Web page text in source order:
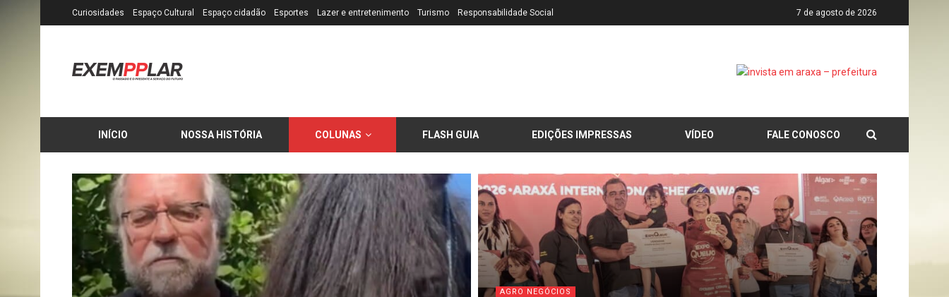
Curiosidades Espaço Cultural Espaço cidadão Esportes Lazer e entretenimento Turismo Responsabilidade Social 7 de agosto de 2026
INÍCIO NOSSA HISTÓRIA COLUNAS FLASH GUIA EDIÇÕES IMPRESSAS VÍDEO FALE CONOSCO
AGRO NEGÓCIOS